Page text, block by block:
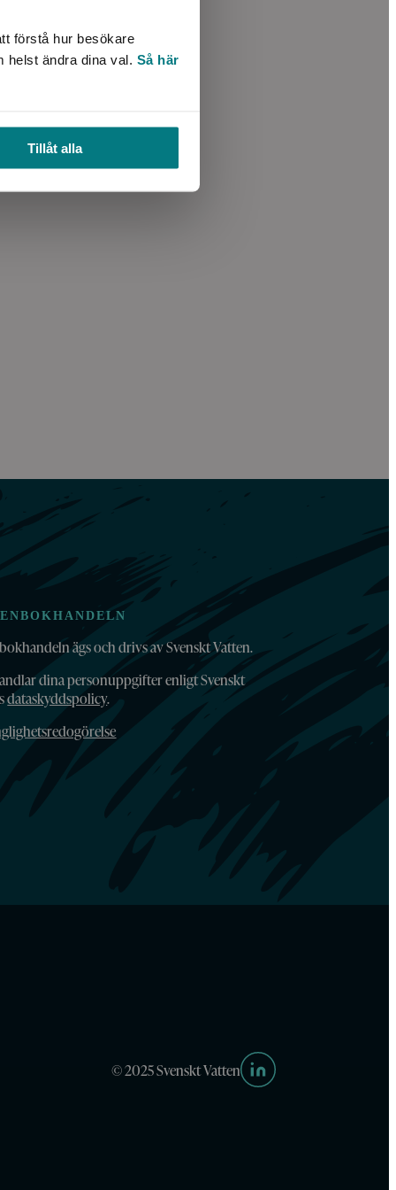
förstå hur besökare
helst ändra dina val. Så här
Tillåt alla
ägs och drivs av Svenskt Vatten.
dina personuppgifter enligt Svenskt
dataskyddspolicy.
© 2025 Svenskt Vatten